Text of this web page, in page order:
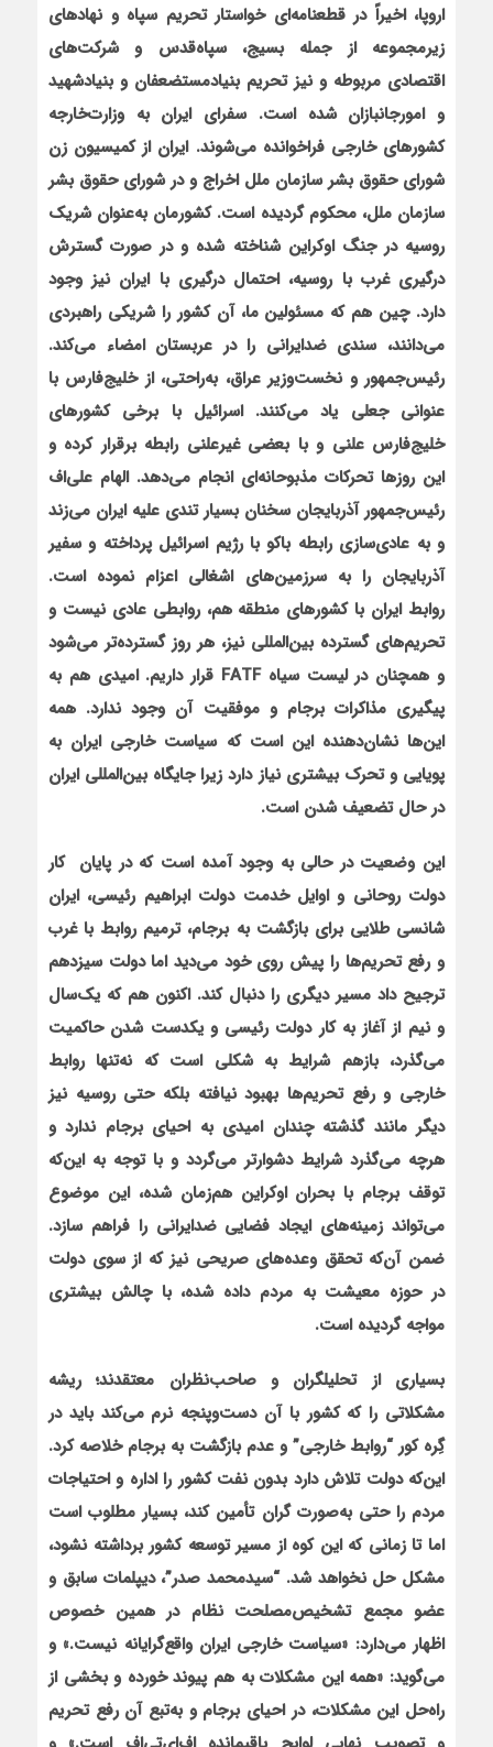
اروپا، اخیراً در قطعنامه‌ای خواستار تحریم سپاه و نهادهای
زیرمجموعه از جمله بسیج، سپاه‌قدس و شرکت‌های
اقتصادی مربوطه و نیز تحریم بنیادمستضعفان و بنیادشهید
و امورجانبازان شده است. سفرای ایران به وزارت‌خارجه
کشورهای خارجی فراخوانده می‌شوند. ایران از کمیسیون زن
شورای حقوق بشر سازمان ملل اخراج و در شورای حقوق بشر
سازمان ملل، محکوم گردیده است. کشورمان به‌عنوان شریک
روسیه در جنگ اوکراین شناخته شده و در صورت گسترش
درگیری غرب با روسیه، احتمال درگیری با ایران نیز وجود
دارد. چین هم که مسئولین ما، آن کشور را شریکی راهبردی
می‌دانند، سندی ضدایرانی را در عربستان امضاء می‌کند.
رئیس‌جمهور و نخست‌وزیر عراق، به‌راحتی، از خلیج‌فارس با
عنوانی جعلی یاد می‌کنند. اسرائيل با برخي كشورهاي
خليج‌فارس علني و با بعضي غيرعلني رابطه برقرار كرده و
این روزها تحرکات مذبوحانه‌ای انجام می‌دهد. الهام علي‌اف
رئيس‌جمهور آذربايجان سخنان بسيار تندي عليه ايران مي‌زند
و به عادي‌سازي رابطه باكو با رژيم اسرائيل پرداخته و سفير
آذربايجان را به سرزمين‌هاي اشغالي اعزام نموده است.
روابط ایران با کشورهای منطقه هم، روابطی عادی نیست و
تحریم‌های گسترده بین‌المللی نیز، هر روز گسترده‌تر می‌شود
و همچنان در لیست سیاه FATF
قرار داریم. امیدی هم به
پیگیری مذاکرات برجام و موفقیت آن وجود ندارد. همه
این‌ها نشان‌دهنده اين است كه سياست خارجي ايران به
پویایی و تحرک بیشتری نیاز دارد زیرا جايگاه بین‌المللی ايران
در حال تضعيف شدن است.
این وضعیت در حالی به وجود آمده است که در پایان کار
دولت روحانی و اوایل خدمت دولت ابراهيم رئيسي، ایران
شانسي طلايي براي بازگشت به برجام، ترميم روابط با غرب
و رفع تحريم‌ها را پيش روي خود مي‌ديد اما دولت سيزدهم
ترجيح داد مسير دیگری را دنبال كند. اكنون هم که يك‌سال
و نيم از آغاز به كار دولت رئیسی و يکدست شدن حاکميت
می‌گذرد، بازهم شرايط به شکلي است که نه‌تنها روابط
خارجی و رفع تحریم‌ها بهبود نیافته بلکه حتي روسيه نيز
ديگر مانند گذشته چندان اميدي به احياي برجام ندارد و
هرچه مي‌گذرد شرايط دشوارتر مي‌گردد و با توجه به اين‌که
توقف برجام با بحران اوکراين هم‌زمان شده، اين موضوع
مي‌تواند زمينه‌هاي ايجاد فضايي ضدايراني را فراهم سازد.
ضمن آن‌که تحقق وعده‌هاي صريحي نیز که از سوی دولت
در حوزه معيشت به مردم داده شده، با چالش بیشتری
مواجه گردیده است.
بسیاری از تحلیلگران و صاحب‌نظران معتقدند؛ ريشه
مشکلاتي را که کشور با آن دست‌وپنجه نرم مي‌کند بايد در
گِره کور “روابط خارجي” و عدم بازگشت به برجام خلاصه کرد.
اين‌که دولت تلاش دارد بدون نفت کشور را اداره و احتياجات
مردم را حتي به‌صورت گران تأمین کند، بسيار مطلوب است
اما تا زماني که این کوه از مسير توسعه کشور برداشته نشود،
مشکل حل نخواهد شد. “سیدمحمد صدر”، دیپلمات سابق و
عضو مجمع تشخیص‌مصلحت نظام در همین خصوص
اظهار می‌دارد: «سياست خارجي ايران واقع‌گرايانه نيست.» و
می‌گوید: «همه اين مشكلات به هم پيوند خورده و بخشي از
راه‌حل اين مشكلات، در احياي برجام و به‌تبع آن رفع تحريم